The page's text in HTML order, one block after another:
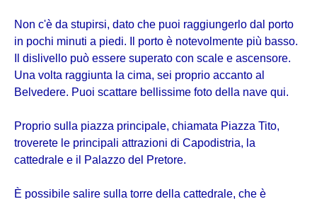
Non c'è da stupirsi, dato che puoi raggiungerlo dal porto
in pochi minuti a piedi. Il porto è notevolmente più basso.
Il dislivello può essere superato con scale e ascensore.
Una volta raggiunta la cima, sei proprio accanto al
Belvedere. Puoi scattare bellissime foto della nave qui.
Proprio sulla piazza principale, chiamata Piazza Tito,
troverete le principali attrazioni di Capodistria, la
cattedrale e il Palazzo del Pretore.
È possibile salire sulla torre della cattedrale, che è